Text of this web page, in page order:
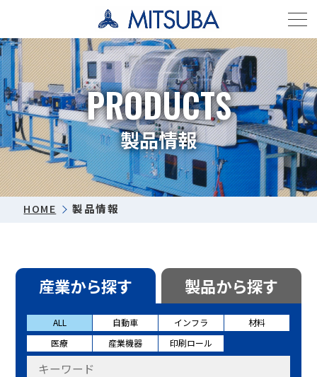
製品情報
PRODUCTS
HOME 製品情報
産業から探す 製品から探す
ALL 自動車 インフラ
材料
医療
産業機器 印刷ロール